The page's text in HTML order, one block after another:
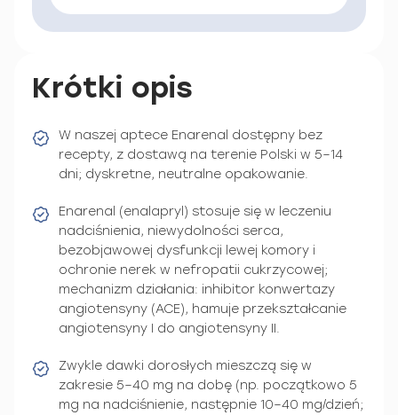
Krótki opis
W naszej aptece Enarenal dostępny bez
recepty, z dostawą na terenie Polski w 5–14
dni; dyskretne, neutralne opakowanie.
Enarenal (enalapryl) stosuje się w leczeniu
nadciśnienia, niewydolności serca,
bezobjawowej dysfunkcji lewej komory i
ochronie nerek w nefropatii cukrzycowej;
mechanizm działania: inhibitor konwertazy
angiotensyny (ACE), hamuje przekształcanie
angiotensyny I do angiotensyny II.
Zwykle dawki dorosłych mieszczą się w
zakresie 5–40 mg na dobę (np. początkowo 5
mg na nadciśnienie, następnie 10–40 mg/dzień;